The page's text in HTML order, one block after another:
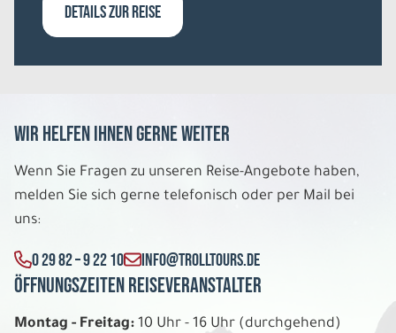
8 Tage
Mi. 02.12. - Mi. 09.12.2026
Doppelzimmer und Prime Iglu
DETAILS ZUR REISE
Wir helfen Ihnen gerne weiter
Wenn Sie Fragen zu unseren Reise-Angebote haben,
melden Sie sich gerne telefonisch oder per Mail bei
uns:
0 29 82 – 9 22 10 INFO@TROLLTOURS.DE
Öffnungszeiten Reiseveranstalter
Montag - Freitag: 10 Uhr - 16 Uhr (durchgehend)